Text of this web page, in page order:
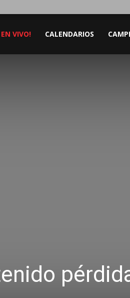
EN VIVO! CALENDARIOS